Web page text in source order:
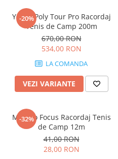
-20%
Yonex Poly Tour Pro Racordaj
Tenis de Camp 200m
670,00 RON
534,00 RON
LA COMANDA
VEZI VARIANTE
-32%
MSV Co Focus Racordaj Tenis
de Camp 12m
41,00 RON
28,00 RON